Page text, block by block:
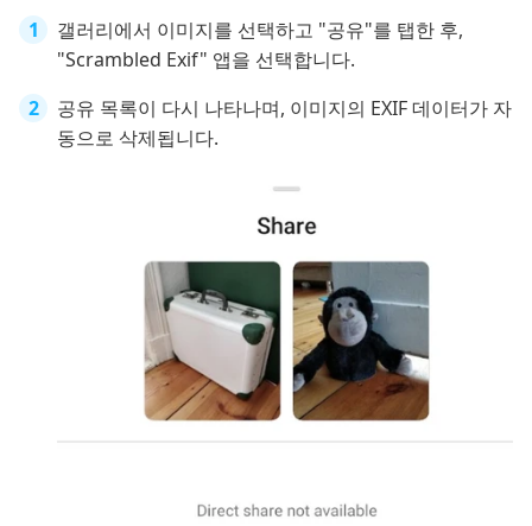
갤러리에서 이미지를 선택하고 "공유"를 탭한 후,
"Scrambled Exif" 앱을 선택합니다.
공유 목록이 다시 나타나며, 이미지의 EXIF 데이터가 자
동으로 삭제됩니다.